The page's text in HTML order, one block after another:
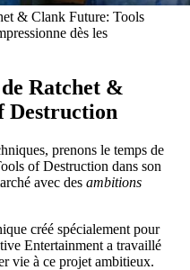
& Clank Future: Tools
dès les
Ratchet &
Destruction
prenons le temps de
of Destruction dans son
avec des ambitions
créé spécialement pour
Entertainment a travaillé
vie à ce projet ambitieux.